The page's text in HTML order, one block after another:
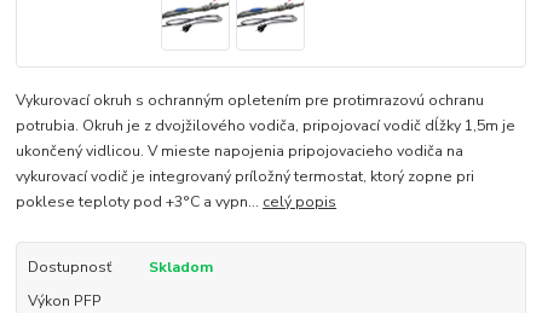
Vykurovací okruh s ochranným opletením pre protimrazovú ochranu
potrubia. Okruh je z dvojžilového vodiča, pripojovací vodič dĺžky 1,5m je
ukončený vidlicou. V mieste napojenia pripojovacieho vodiča na
vykurovací vodič je integrovaný príložný termostat, ktorý zopne pri
poklese teploty pod +3°C a vypn... celý popis
Dostupnosť
Skladom
Výkon PFP